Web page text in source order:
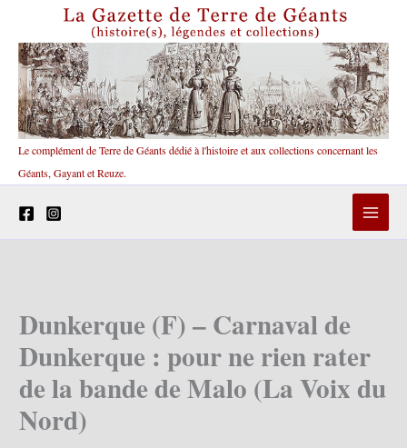
contenu
Le complément de Terre de Géants dédié à l'histoire et aux collections concernant les
Géants, Gayant et Reuze.
Dunkerque (F) – Carnaval de
Dunkerque : pour ne rien rater
de la bande de Malo (La Voix du
Nord)